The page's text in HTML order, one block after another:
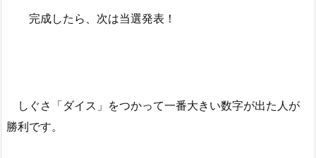
完成したら、次は当選発表！
しぐさ「ダイス」をつかって一番大きい数字が出た人が
勝利です。